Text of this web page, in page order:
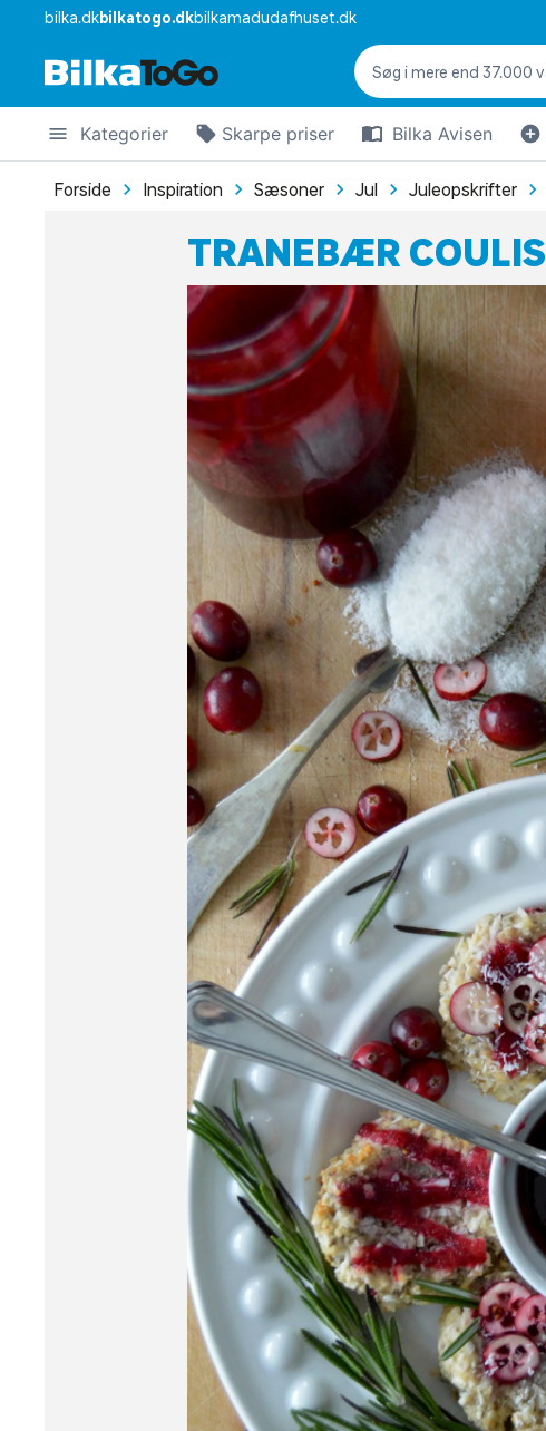
bilka.dkbilkatogo.dkbilkamadudafhuset.dk
Kategorier Skarpe priser Bilka Avisen
Forside Inspiration Sæsoner Jul Juleopskrifter
TRANEBÆR COULIS